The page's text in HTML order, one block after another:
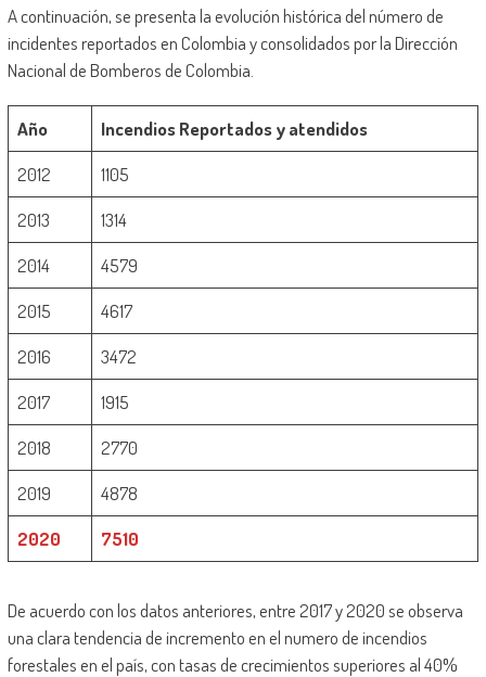
A continuación, se presenta la evolución histórica del número de
incidentes reportados en Colombia y consolidados por la Dirección
Nacional de Bomberos de Colombia.
Año
Incendios Reportados y atendidos
2012
1105
2013
1314
2014
4579
2015
4617
2016
3472
2017
1915
2018
2770
2019
4878
2020
7510
De acuerdo con los datos anteriores, entre 2017 y 2020 se observa
una clara tendencia de incremento en el numero de incendios
forestales en el país, con tasas de crecimientos superiores al 40%